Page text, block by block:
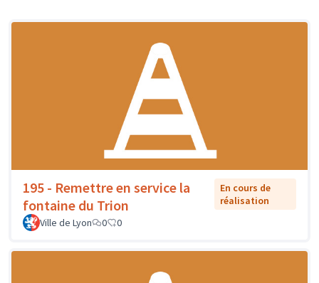
195 - Remettre en service la
fontaine du Trion
En cours de
réalisation
Ville de Lyon
0 0